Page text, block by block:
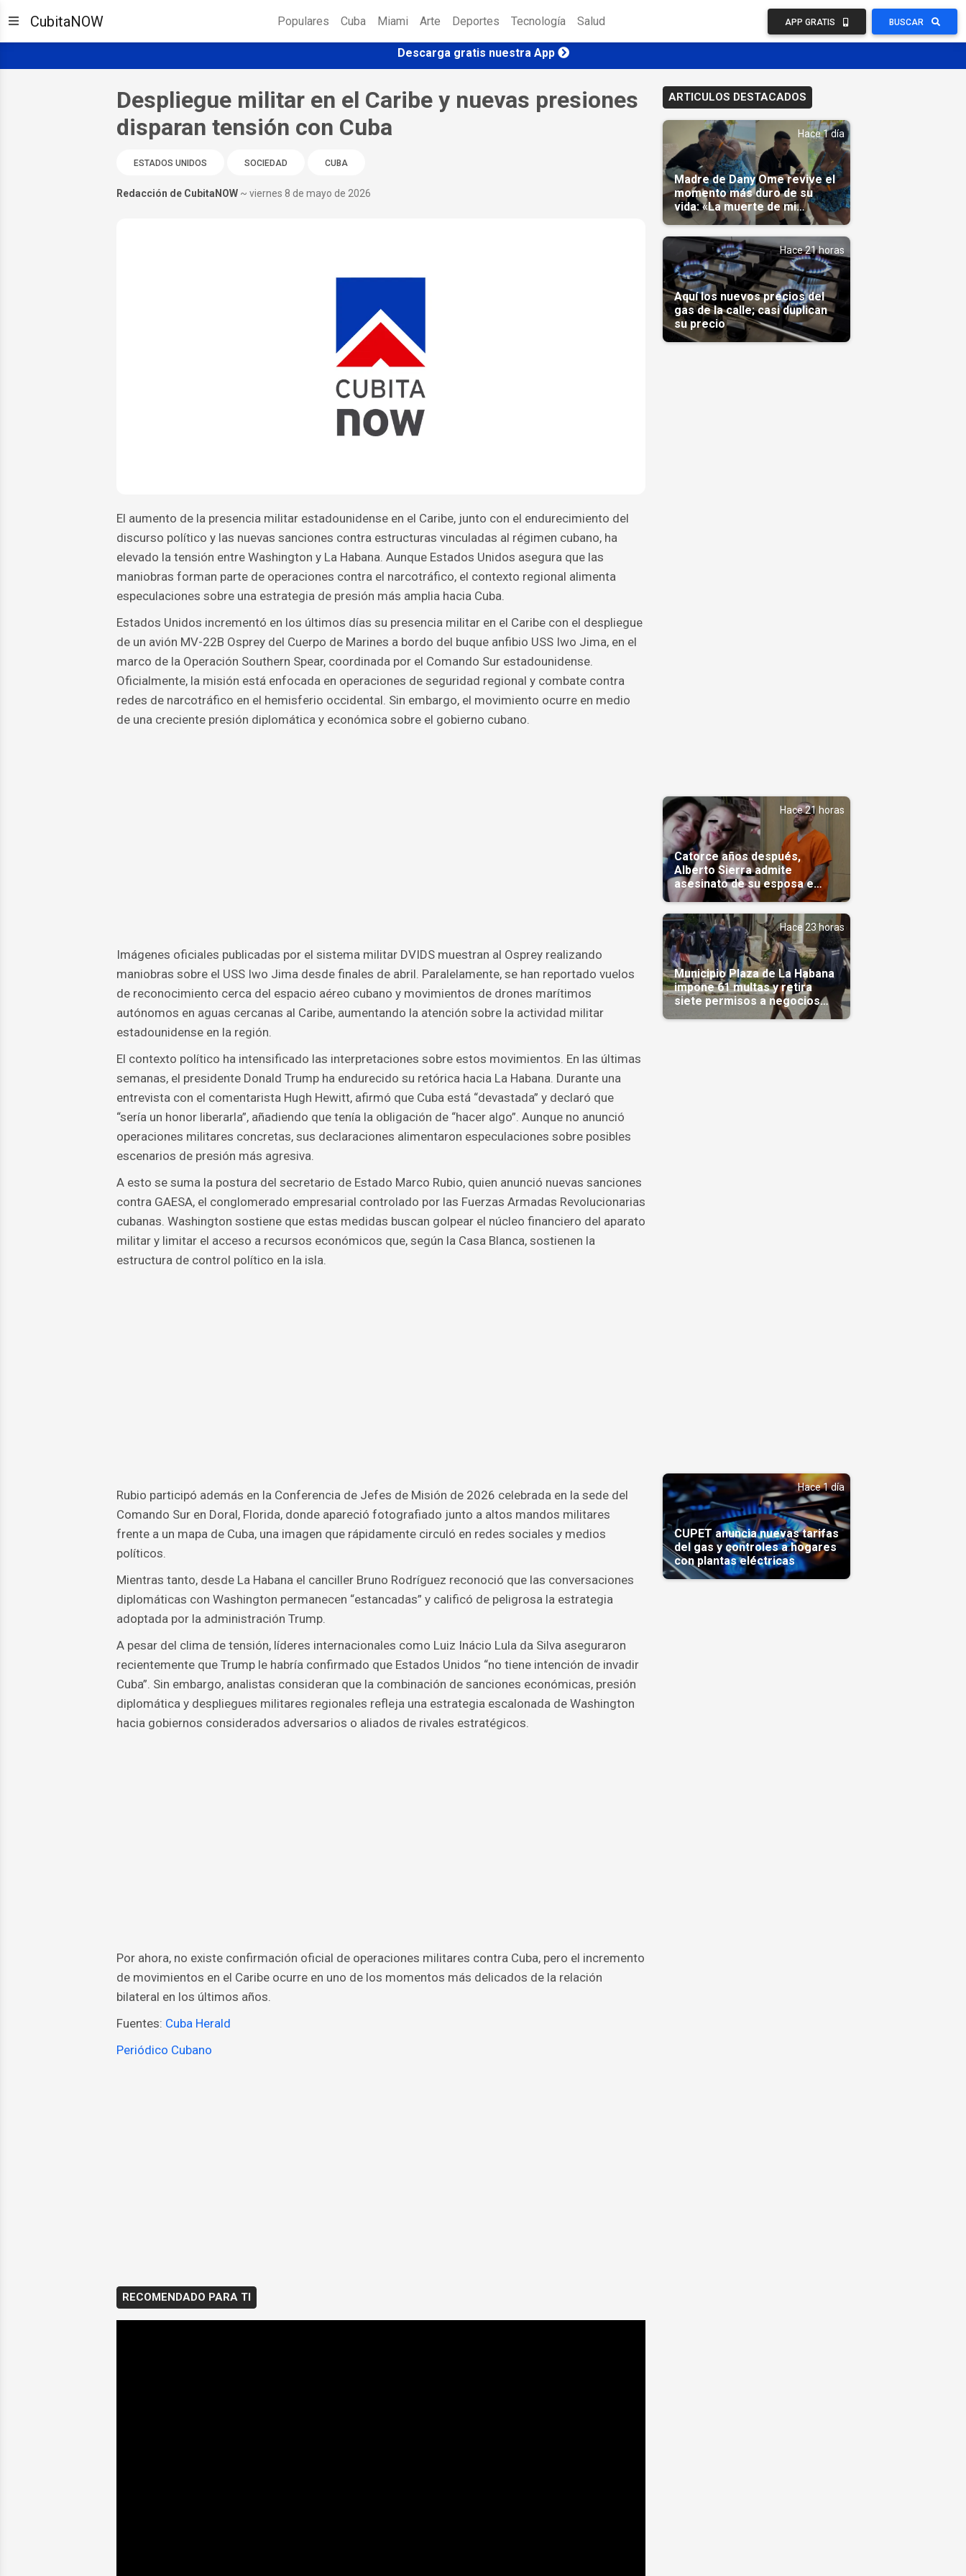
CubitaNOW Populares Cuba Miami Arte Deportes Tecnología Salud APP GRATIS BUSCAR
Descarga gratis nuestra App
Despliegue militar en el Caribe y nuevas presiones
disparan tensión con Cuba
ESTADOS UNIDOS SOCIEDAD CUBA
Redacción de CubitaNOW ~ viernes 8 de mayo de 2026
El aumento de la presencia militar estadounidense en el Caribe, junto con el endurecimiento del
discurso político y las nuevas sanciones contra estructuras vinculadas al régimen cubano, ha
elevado la tensión entre Washington y La Habana. Aunque Estados Unidos asegura que las
maniobras forman parte de operaciones contra el narcotráfico, el contexto regional alimenta
especulaciones sobre una estrategia de presión más amplia hacia Cuba.
Estados Unidos incrementó en los últimos días su presencia militar en el Caribe con el despliegue
de un avión MV-22B Osprey del Cuerpo de Marines a bordo del buque anfibio USS Iwo Jima, en el
marco de la Operación Southern Spear, coordinada por el Comando Sur estadounidense.
Oficialmente, la misión está enfocada en operaciones de seguridad regional y combate contra
redes de narcotráfico en el hemisferio occidental. Sin embargo, el movimiento ocurre en medio
de una creciente presión diplomática y económica sobre el gobierno cubano.
Imágenes oficiales publicadas por el sistema militar DVIDS muestran al Osprey realizando
maniobras sobre el USS Iwo Jima desde finales de abril. Paralelamente, se han reportado vuelos
de reconocimiento cerca del espacio aéreo cubano y movimientos de drones marítimos
autónomos en aguas cercanas al Caribe, aumentando la atención sobre la actividad militar
estadounidense en la región.
El contexto político ha intensificado las interpretaciones sobre estos movimientos. En las últimas
semanas, el presidente Donald Trump ha endurecido su retórica hacia La Habana. Durante una
entrevista con el comentarista Hugh Hewitt, afirmó que Cuba está “devastada” y declaró que
“sería un honor liberarla”, añadiendo que tenía la obligación de “hacer algo”. Aunque no anunció
operaciones militares concretas, sus declaraciones alimentaron especulaciones sobre posibles
escenarios de presión más agresiva.
A esto se suma la postura del secretario de Estado Marco Rubio, quien anunció nuevas sanciones
contra GAESA, el conglomerado empresarial controlado por las Fuerzas Armadas Revolucionarias
cubanas. Washington sostiene que estas medidas buscan golpear el núcleo financiero del aparato
militar y limitar el acceso a recursos económicos que, según la Casa Blanca, sostienen la
estructura de control político en la isla.
Rubio participó además en la Conferencia de Jefes de Misión de 2026 celebrada en la sede del
Comando Sur en Doral, Florida, donde apareció fotografiado junto a altos mandos militares
frente a un mapa de Cuba, una imagen que rápidamente circuló en redes sociales y medios
políticos.
Mientras tanto, desde La Habana el canciller Bruno Rodríguez reconoció que las conversaciones
diplomáticas con Washington permanecen “estancadas” y calificó de peligrosa la estrategia
adoptada por la administración Trump.
A pesar del clima de tensión, líderes internacionales como Luiz Inácio Lula da Silva aseguraron
recientemente que Trump le habría confirmado que Estados Unidos “no tiene intención de invadir
Cuba”. Sin embargo, analistas consideran que la combinación de sanciones económicas, presión
diplomática y despliegues militares regionales refleja una estrategia escalonada de Washington
hacia gobiernos considerados adversarios o aliados de rivales estratégicos.
Por ahora, no existe confirmación oficial de operaciones militares contra Cuba, pero el incremento
de movimientos en el Caribe ocurre en uno de los momentos más delicados de la relación
bilateral en los últimos años.
Fuentes: Cuba Herald
Periódico Cubano
RECOMENDADO PARA TI
ARTICULOS DESTACADOS
Hace 1 día
Madre de Dany Ome revive el
momento más duro de su
vida: «La muerte de mi
nieto»(Video)
Hace 21 horas
Aquí los nuevos precios del
gas de la calle; casi duplican
su precio
Hace 21 horas
Catorce años después,
Alberto Sierra admite
asesinato de su esposa e
hijas; crimen que conmocionó
a Miami
Hace 23 horas
Municipio Plaza de La Habana
impone 61 multas y retira
siete permisos a negocios
Hace 1 día
CUPET anuncia nuevas tarifas
del gas y controles a hogares
con plantas eléctricas